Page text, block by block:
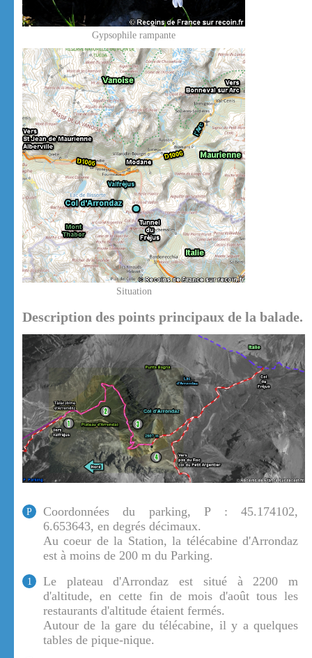
Gypsophile rampante
Situation
Description des points principaux de la balade.
P
Coordonnées du parking, P : 45.174102,
6.653643, en degrés décimaux.
Au coeur de la Station, la télécabine d'Arrondaz
est à moins de 200 m du Parking.
1
Le plateau d'Arrondaz est situé à 2200 m
d'altitude, en cette fin de mois d'août tous les
restaurants d'altitude étaient fermés.
Autour de la gare du télécabine, il y a quelques
tables de pique-nique.